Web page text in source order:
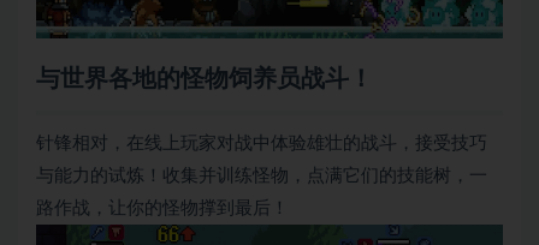
与世界各地的怪物饲养员战斗！
针锋相对，在线上玩家对战中体验雄壮的战斗，接受技巧
与能力的试炼！收集并训练怪物，点满它们的技能树，一
路作战，让你的怪物撑到最后！